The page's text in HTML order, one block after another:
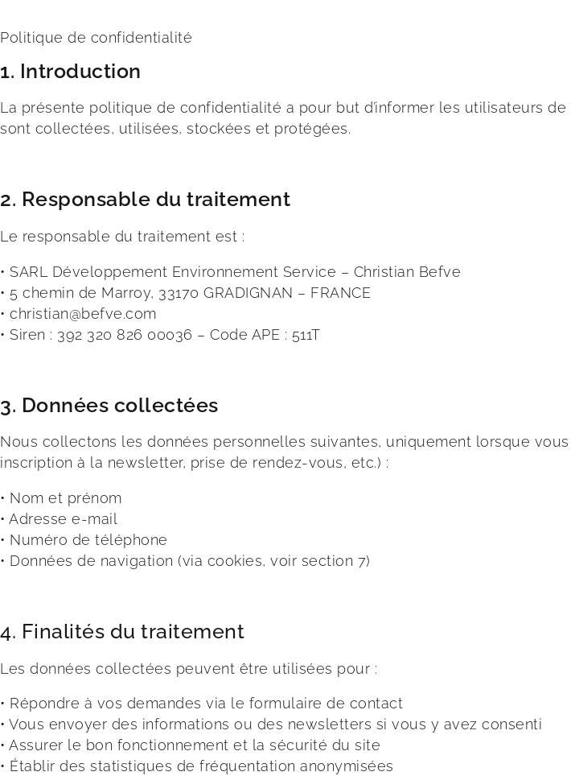
Politique de confidentialité
1. Introduction
La présente politique de confidentialité a pour but d’informer les utilisateurs
sont collectées, utilisées, stockées et protégées.
2. Responsable du traitement
Le responsable du traitement est :
• SARL Développement Environnement Service – Christian Befve
• 5 chemin de Marroy, 33170 GRADIGNAN – FRANCE
• christian@befve.com
• Siren : 392 320 826 00036 – Code APE : 511T
3. Données collectées
Nous collectons les données personnelles suivantes, uniquement lorsque
inscription à la newsletter, prise de rendez-vous, etc.) :
• Nom et prénom
• Adresse e-mail
• Numéro de téléphone
• Données de navigation (via cookies, voir section 7)
4. Finalités du traitement
Les données collectées peuvent être utilisées pour :
• Répondre à vos demandes via le formulaire de contact
• Vous envoyer des informations ou des newsletters si vous y avez consenti
• Assurer le bon fonctionnement et la sécurité du site
• Établir des statistiques de fréquentation anonymisées